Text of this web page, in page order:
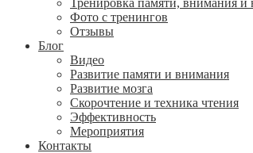
Тренировка памяти, внимания и
Фото с тренингов
Отзывы
Блог
Видео
Развитие памяти и внимания
Развитие мозга
Скорочтение и техника чтения
Эффективность
Мероприятия
Контакты